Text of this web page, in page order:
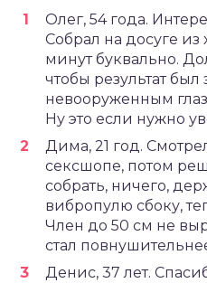
Олег, 54 года.
Собрал на досуге из
минут буквально.
чтобы результат был
невооруженным
Ну это если нужно
Дима, 21 год.
сексшопе, потом
собрать, ничего,
вибропулю сбоку,
Член до 50 см не
стал
Денис, 37 лет.